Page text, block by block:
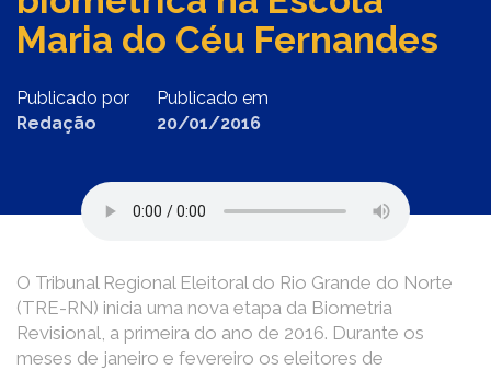
Maria do Céu Fernandes
Publicado por
Redação
Publicado em
20/01/2016
O Tribunal Regional Eleitoral do Rio Grande do Norte
(TRE-RN) inicia uma nova etapa da Biometria
Revisional, a primeira do ano de 2016. Durante os
meses de janeiro e fevereiro os eleitores de